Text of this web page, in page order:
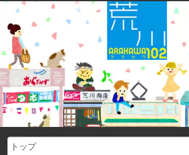
Skip
content